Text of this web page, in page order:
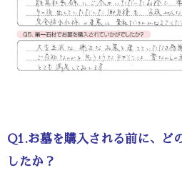
Q1.お墓を購入される前に、ど
したか？